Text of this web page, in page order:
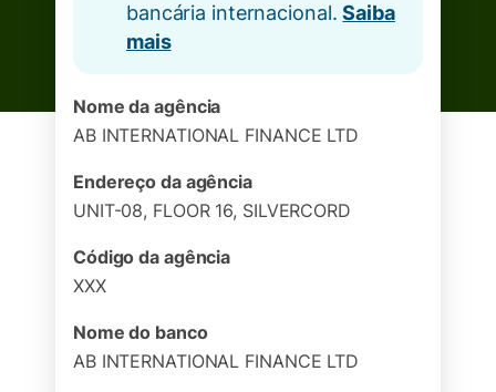
bancária internacional.Saiba
mais
Nome da agência
AB INTERNATIONAL FINANCE LTD
Endereço da agência
UNIT-08, FLOOR 16, SILVERCORD
Código da agência
XXX
Nome do banco
AB INTERNATIONAL FINANCE LTD